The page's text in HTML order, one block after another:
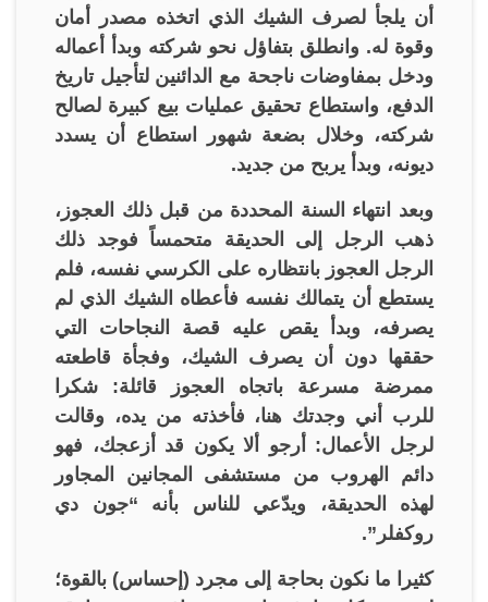
أن يلجأ لصرف الشيك الذي اتخذه مصدر أمان
وقوة له. وانطلق بتفاؤل نحو شركته وبدأ أعماله
ودخل بمفاوضات ناجحة مع الدائنين لتأجيل تاريخ
الدفع، واستطاع تحقيق عمليات بيع كبيرة لصالح
شركته، وخلال بضعة شهور استطاع أن يسدد
ديونه، وبدأ يربح من جديد.
وبعد انتهاء السنة المحددة من قبل ذلك العجوز،
ذهب الرجل إلى الحديقة متحمساً فوجد ذلك
الرجل العجوز بانتظاره على الكرسي نفسه، فلم
يستطع أن يتمالك نفسه فأعطاه الشيك الذي لم
يصرفه، وبدأ يقص عليه قصة النجاحات التي
حققها دون أن يصرف الشيك، وفجأة قاطعته
ممرضة مسرعة باتجاه العجوز قائلة: شكرا
للرب أني وجدتك هنا، فأخذته من يده، وقالت
لرجل الأعمال: أرجو ألا يكون قد أزعجك، فهو
دائم الهروب من مستشفى المجانين المجاور
لهذه الحديقة، ويدّعي للناس بأنه “جون دي
روكفلر”.
كثيرا ما نكون بحاجة إلى مجرد (إحساس) بالقوة؛